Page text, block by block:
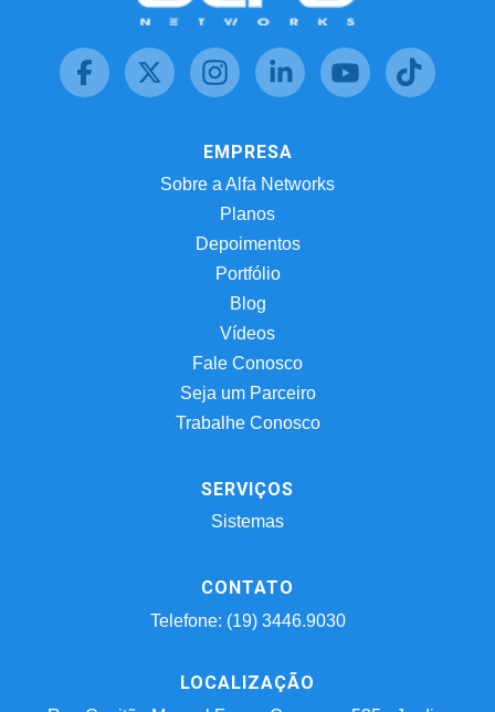
EMPRESA
Sobre a Alfa Networks
Planos
Depoimentos
Portfólio
Blog
Vídeos
Fale Conosco
Seja um Parceiro
Trabalhe Conosco
SERVIÇOS
Sistemas
CONTATO
Telefone: (19) 3446.9030
LOCALIZAÇÃO